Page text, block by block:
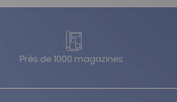
Près de 1000 magazines